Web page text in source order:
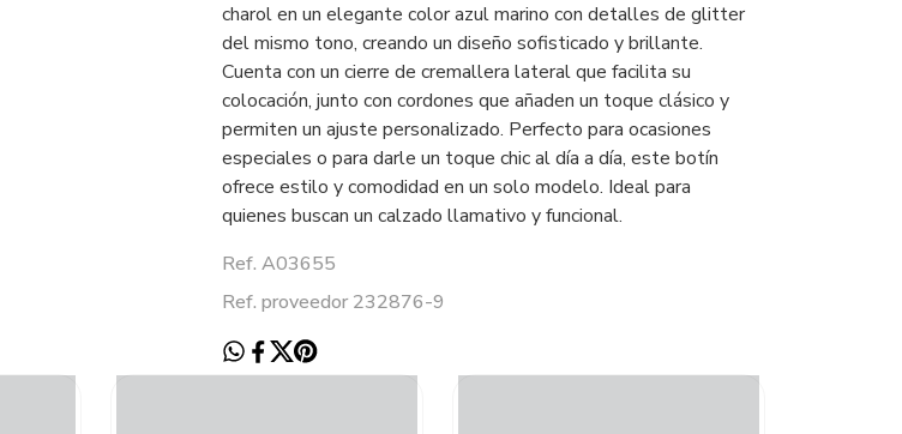
charol en un elegante color azul marino con detalles de glitter
del mismo tono, creando un diseño sofisticado y brillante.
Cuenta con un cierre de cremallera lateral que facilita su
colocación, junto con cordones que añaden un toque clásico y
permiten un ajuste personalizado. Perfecto para ocasiones
especiales o para darle un toque chic al día a día, este botín
ofrece estilo y comodidad en un solo modelo. Ideal para
quienes buscan un calzado llamativo y funcional.
Ref. A03655
Ref. proveedor 232876-9